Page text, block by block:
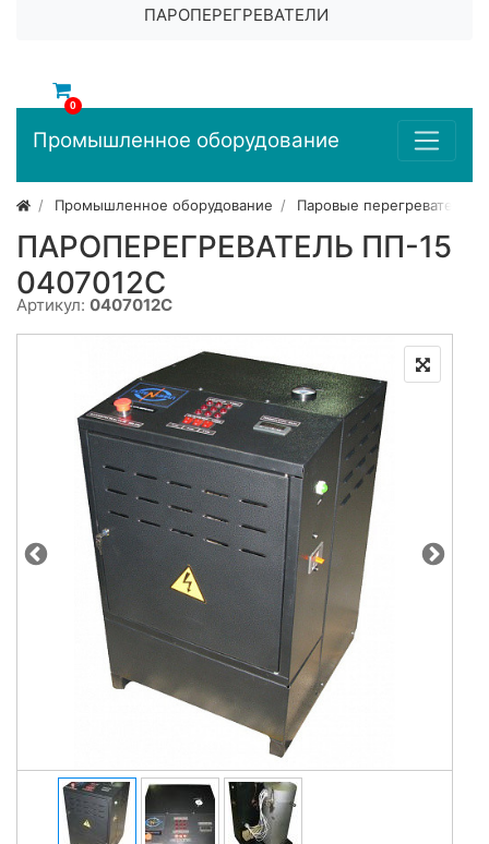
ПАРОПЕРЕГРЕВАТЕЛИ
0
Промышленное оборудование
Промышленное оборудование Паровые перегреватели
ПАРОПЕРЕГРЕВАТЕЛЬ ПП-15
0407012C
Артикул: 0407012C